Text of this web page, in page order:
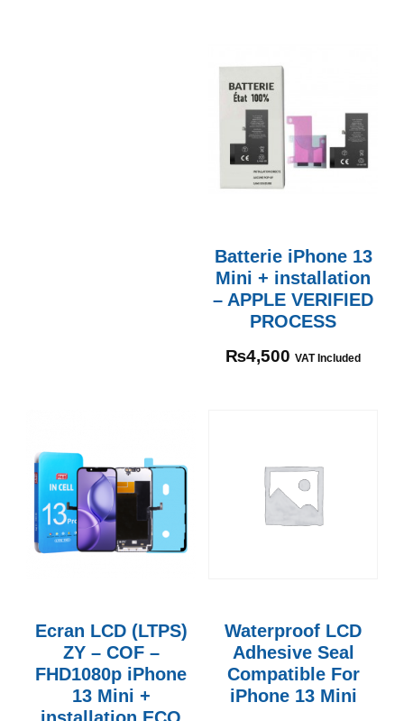
Batterie iPhone 13
Mini + installation
– APPLE VERIFIED
PROCESS
₨4,500 VAT Included
Ecran LCD (LTPS)
ZY – COF –
FHD1080p iPhone
13 Mini +
Waterproof LCD
Adhesive Seal
Compatible For
iPhone 13 Mini